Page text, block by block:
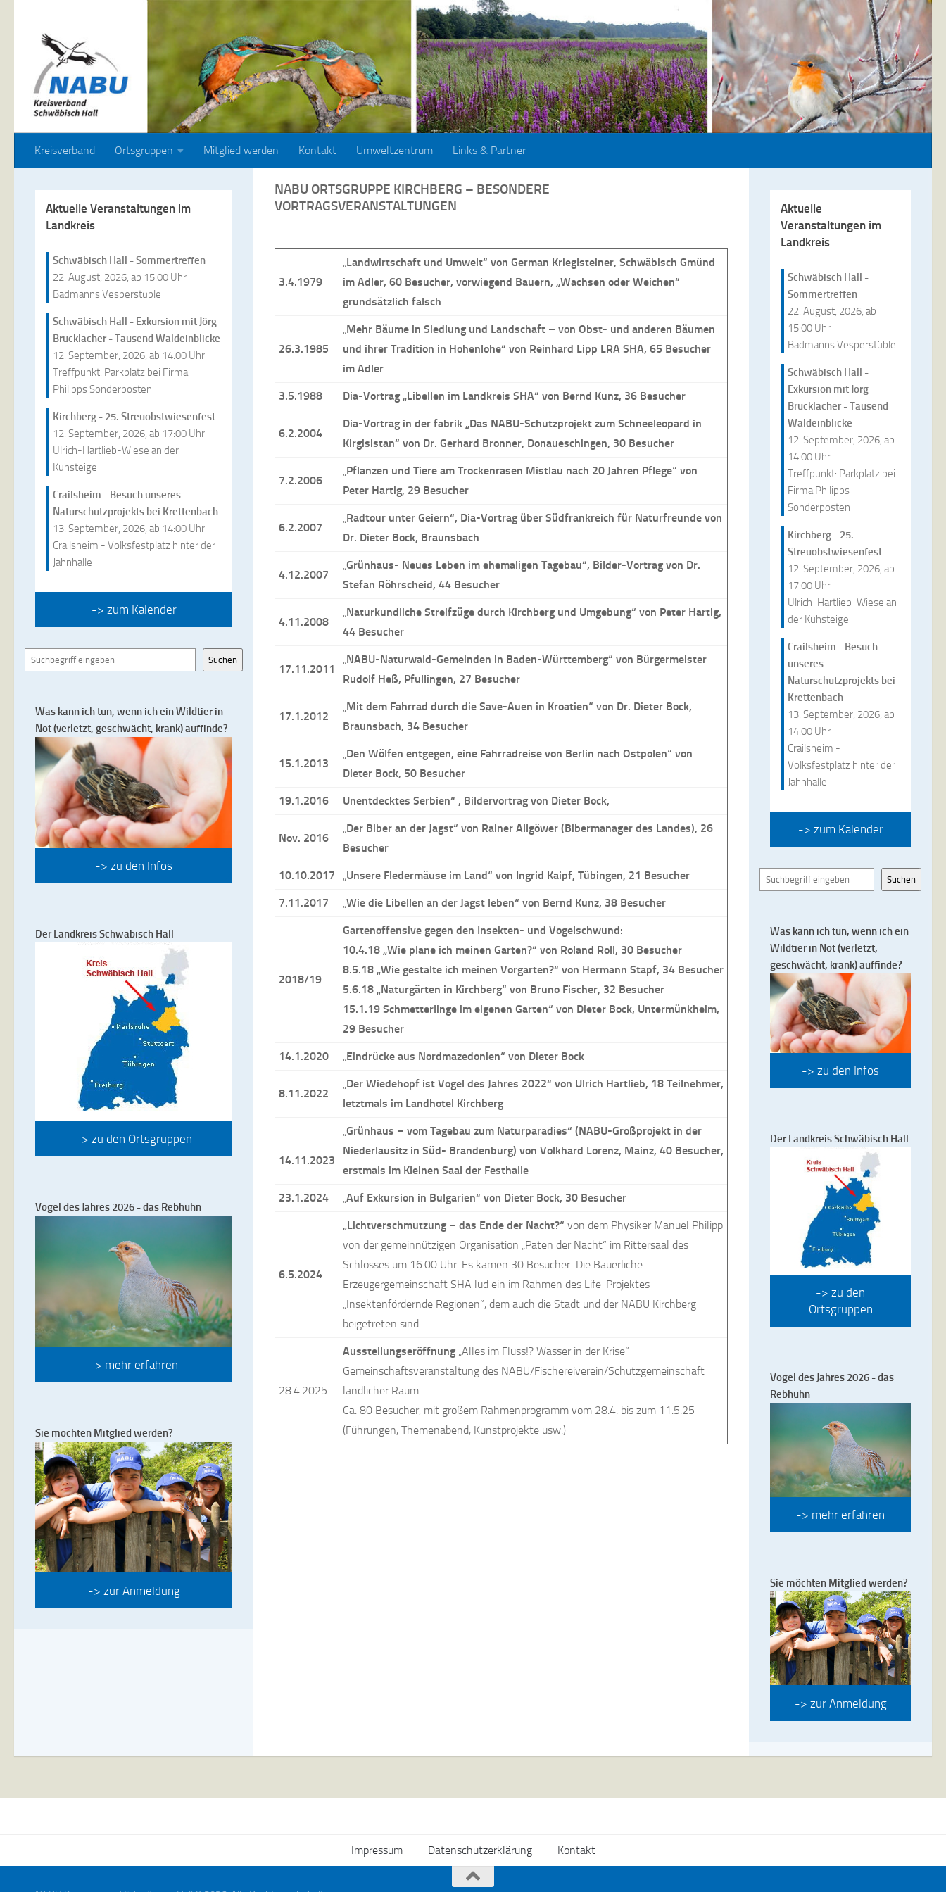
Kreisverband Ortsgruppen Mitglied werden Kontakt Umweltzentrum Links & Partner
NABU ORTSGRUPPE KIRCHBERG – BESONDERE
VORTRAGSVERANSTALTUNGEN
3.4.1979
„Landwirtschaft und Umwelt“ von German Krieglsteiner, Schwäbisch Gmünd
im Adler, 60 Besucher, vorwiegend Bauern, „Wachsen oder Weichen“
grundsätzlich falsch
26.3.1985
„Mehr Bäume in Siedlung und Landschaft – von Obst- und anderen Bäumen
und ihrer Tradition in Hohenlohe“ von Reinhard Lipp LRA SHA, 65 Besucher
im Adler
3.5.1988 Dia-Vortrag „Libellen im Landkreis SHA“ von Bernd Kunz, 36 Besucher
6.2.2004
Dia-Vortrag in der fabrik „Das NABU-Schutzprojekt zum Schneeleopard in
Kirgisistan“ von Dr. Gerhard Bronner, Donaueschingen, 30 Besucher
7.2.2006
„Pflanzen und Tiere am Trockenrasen Mistlau nach 20 Jahren Pflege“ von
Peter Hartig, 29 Besucher
6.2.2007
„Radtour unter Geiern“, Dia-Vortrag über Südfrankreich für Naturfreunde von
Dr. Dieter Bock, Braunsbach
4.12.2007
„Grünhaus- Neues Leben im ehemaligen Tagebau“, Bilder-Vortrag von Dr.
Stefan Röhrscheid, 44 Besucher
4.11.2008
„Naturkundliche Streifzüge durch Kirchberg und Umgebung“ von Peter Hartig,
44 Besucher
17.11.2011
„NABU-Naturwald-Gemeinden in Baden-Württemberg“ von Bürgermeister
Rudolf Heß, Pfullingen, 27 Besucher
17.1.2012
„Mit dem Fahrrad durch die Save-Auen in Kroatien“ von Dr. Dieter Bock,
Braunsbach, 34 Besucher
15.1.2013
„Den Wölfen entgegen, eine Fahrradreise von Berlin nach Ostpolen“ von
Dieter Bock, 50 Besucher
19.1.2016 Unentdecktes Serbien“ , Bildervortrag von Dieter Bock,
Nov. 2016
„Der Biber an der Jagst“ von Rainer Allgöwer (Bibermanager des Landes), 26
Besucher
10.10.2017 „Unsere Fledermäuse im Land“ von Ingrid Kaipf, Tübingen, 21 Besucher
7.11.2017 „Wie die Libellen an der Jagst leben“ von Bernd Kunz, 38 Besucher
2018/19
Gartenoffensive gegen den Insekten- und Vogelschwund:
10.4.18 „Wie plane ich meinen Garten?“ von Roland Roll, 30 Besucher
8.5.18 „Wie gestalte ich meinen Vorgarten?“ von Hermann Stapf, 34 Besucher
5.6.18 „Naturgärten in Kirchberg“ von Bruno Fischer, 32 Besucher
15.1.19 Schmetterlinge im eigenen Garten“ von Dieter Bock, Untermünkheim,
29 Besucher
14.1.2020 „Eindrücke aus Nordmazedonien“ von Dieter Bock
8.11.2022
„Der Wiedehopf ist Vogel des Jahres 2022“ von Ulrich Hartlieb, 18 Teilnehmer,
letztmals im Landhotel Kirchberg
14.11.2023
„Grünhaus – vom Tagebau zum Naturparadies“ (NABU-Großprojekt in der
Niederlausitz in Süd- Brandenburg) von Volkhard Lorenz, Mainz, 40 Besucher,
erstmals im Kleinen Saal der Festhalle
23.1.2024 „Auf Exkursion in Bulgarien“ von Dieter Bock, 30 Besucher
6.5.2024
„Lichtverschmutzung – das Ende der Nacht?“ von dem Physiker Manuel Philipp
von der gemeinnützigen Organisation „Paten der Nacht“ im Rittersaal des
Schlosses um 16.00 Uhr. Es kamen 30 Besucher Die Bäuerliche
Erzeugergemeinschaft SHA lud ein im Rahmen des Life-Projektes
„Insektenfördernde Regionen“, dem auch die Stadt und der NABU Kirchberg
beigetreten sind
28.4.2025
Ausstellungseröffnung „Alles im Fluss!? Wasser in der Krise“
Gemeinschaftsveranstaltung des NABU/Fischereiverein/Schutzgemeinschaft
ländlicher Raum
Ca. 80 Besucher, mit großem Rahmenprogramm vom 28.4. bis zum 11.5.25
(Führungen, Themenabend, Kunstprojekte usw.)
Aktuelle Veranstaltungen im
Landkreis
Schwäbisch Hall - Sommertreffen
22. August, 2026, ab 15:00 Uhr
Badmanns Vesperstüble
Schwäbisch Hall - Exkursion mit Jörg
Brucklacher - Tausend Waldeinblicke
12. September, 2026, ab 14:00 Uhr
Treffpunkt: Parkplatz bei Firma
Philipps Sonderposten
Kirchberg - 25. Streuobstwiesenfest
12. September, 2026, ab 17:00 Uhr
Ulrich-Hartlieb-Wiese an der
Kuhsteige
Crailsheim - Besuch unseres
Naturschutzprojekts bei Krettenbach
13. September, 2026, ab 14:00 Uhr
Crailsheim - Volksfestplatz hinter der
Jahnhalle
-> zum Kalender
Suchen Suchen
Was kann ich tun, wenn ich ein Wildtier in
Not (verletzt, geschwächt, krank) auffinde?
-> zu den Infos
Der Landkreis Schwäbisch Hall
-> zu den Ortsgruppen
Vogel des Jahres 2026 - das Rebhuhn
-> mehr erfahren
Sie möchten Mitglied werden?
-> zur Anmeldung
Aktuelle
Veranstaltungen im
Landkreis
Schwäbisch Hall -
Sommertreffen
22. August, 2026, ab
15:00 Uhr
Badmanns Vesperstüble
Schwäbisch Hall -
Exkursion mit Jörg
Brucklacher - Tausend
Waldeinblicke
12. September, 2026, ab
14:00 Uhr
Treffpunkt: Parkplatz bei
Firma Philipps
Sonderposten
Kirchberg - 25.
Streuobstwiesenfest
12. September, 2026, ab
17:00 Uhr
Ulrich-Hartlieb-Wiese an
der Kuhsteige
Crailsheim - Besuch
unseres
Naturschutzprojekts bei
Krettenbach
13. September, 2026, ab
14:00 Uhr
Crailsheim -
Volksfestplatz hinter der
Jahnhalle
-> zum Kalender
Suchen Suchen
Was kann ich tun, wenn ich ein
Wildtier in Not (verletzt,
geschwächt, krank) auffinde?
-> zu den Infos
Der Landkreis Schwäbisch Hall
-> zu den
Ortsgruppen
Vogel des Jahres 2026 - das
Rebhuhn
-> mehr erfahren
Sie möchten Mitglied werden?
-> zur Anmeldung
Impressum Datenschutzerklärung Kontakt